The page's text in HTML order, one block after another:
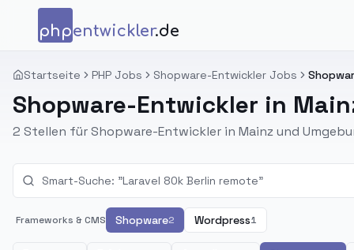
Zum Inhalt springen
phpentwickler.de
Startseite PHP Jobs Shopware-Entwickler Jobs
Shopware-Entwickler in
2 Stellen für Shopware-Entwickler in Mainz und
Frameworks & CMS Shopware2 Wordpress1